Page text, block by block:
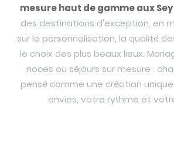
mesure haut de gamme aux
des destinations d'exception, en
sur la personnalisation, la qualité
le choix des plus beaux lieux.
noces ou séjours sur mesure :
pensé comme une création
envies, votre rythme et
Mariage aux Seychelles